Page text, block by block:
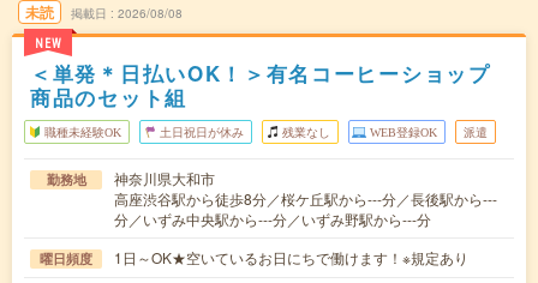
未読
NEW
掲載日 2026/08/08
＜単発＊日払いOK！＞有名コーヒーショップ
商品のセット組
職種未経験OK 土日祝日が休み 残業なし WEB登録OK 派遣
勤務地
神奈川県大和市
高座渋谷駅から徒歩8分／桜ケ丘駅から---分／長後駅から---
分／いずみ中央駅から---分／いずみ野駅から---分
曜日頻度 1日～OK★空いているお日にちで働けます！※規定あり